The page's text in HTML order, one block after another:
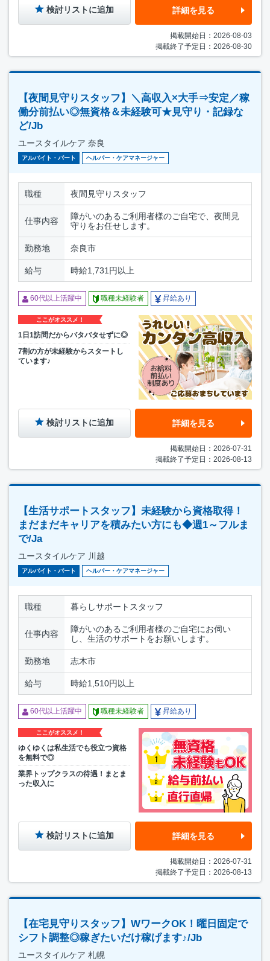
検討リストに追加 詳細を見る
掲載開始日：2026-08-03
掲載終了予定日：2026-08-30
【夜間見守りスタッフ】＼高収入×大手⇒安定／稼
働分前払い◎無資格＆未経験可★見守り・記録な
ど/Jb
ユースタイルケア 奈良
アルバイト・パート ヘルパー・ケアマネージャー
職種 夜間見守りスタッフ
仕事内容
障がいのあるご利用者様のご自宅で、夜間見
守りをお任せします。
勤務地 奈良市
給与 時給1,731円以上
60代以上活躍中 職種未経験者 昇給あり
ここがオススメ！
1日1訪問だからバタバタせずに◎
7割の方が未経験からスタートし
ています♪
検討リストに追加 詳細を見る
掲載開始日：2026-07-31
掲載終了予定日：2026-08-13
【生活サポートスタッフ】未経験から資格取得！
まだまだキャリアを積みたい方にも◆週1～フルま
で/Ja
ユースタイルケア 川越
アルバイト・パート ヘルパー・ケアマネージャー
職種 暮らしサポートスタッフ
仕事内容
障がいのあるご利用者様のご自宅にお伺い
し、生活のサポートをお願いします。
勤務地 志木市
給与 時給1,510円以上
60代以上活躍中 職種未経験者 昇給あり
ここがオススメ！
ゆくゆくは私生活でも役立つ資格
を無料で◎
業界トップクラスの待遇！まとま
った収入に
検討リストに追加 詳細を見る
掲載開始日：2026-07-31
掲載終了予定日：2026-08-13
【在宅見守りスタッフ】WワークOK！曜日固定で
シフト調整◎稼ぎたいだけ稼げます♪/Jb
ユースタイルケア 札幌